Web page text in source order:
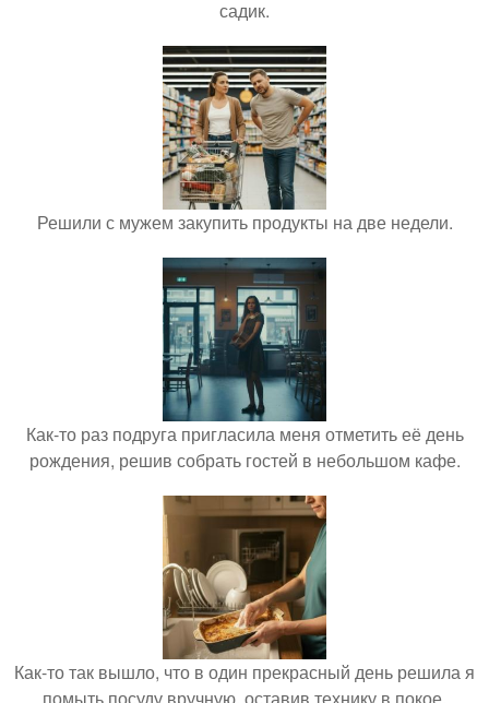
садик.
Решили с мужем закупить продукты на две недели.
Как-то раз подруга пригласила меня отметить её день
рождения, решив собрать гостей в небольшом кафе.
Как-то так вышло, что в один прекрасный день решила я